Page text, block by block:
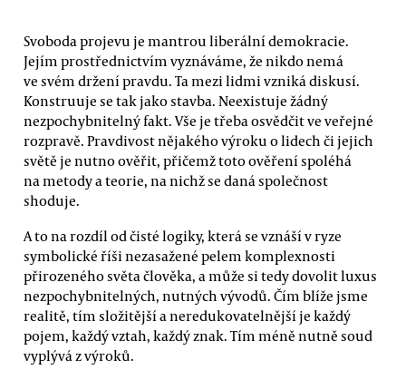
Svoboda projevu je mantrou liberální demokracie.
Jejím prostřednictvím vyznáváme, že nikdo nemá
ve svém držení pravdu. Ta mezi lidmi vzniká diskusí.
Konstruuje se tak jako stavba. Neexistuje žádný
nezpochybnitelný fakt. Vše je třeba osvědčit ve veřejné
rozpravě. Pravdivost nějakého výroku o lidech či jejich
světě je nutno ověřit, přičemž toto ověření spoléhá
na metody a teorie, na nichž se daná společnost
shoduje.
A to na rozdíl od čisté logiky, která se vznáší v ryze
symbolické říši nezasažené pelem komplexnosti
přirozeného světa člověka, a může si tedy dovolit luxus
nezpochybnitelných, nutných vývodů. Čím blíže jsme
realitě, tím složitější a neredukovatelnější je každý
pojem, každý vztah, každý znak. Tím méně nutně soud
vyplývá z výroků.